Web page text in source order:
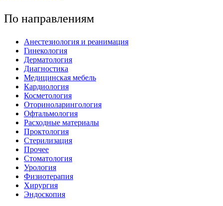
По направлениям
Анестезиология и реанимация
Гинекология
Дерматология
Диагностика
Медицинская мебель
Кардиология
Косметология
Оториноларингология
Офтальмология
Расходные материалы
Проктология
Стерилизация
Прочее
Стоматология
Урология
Физиотерапия
Хирургия
Эндоскопия